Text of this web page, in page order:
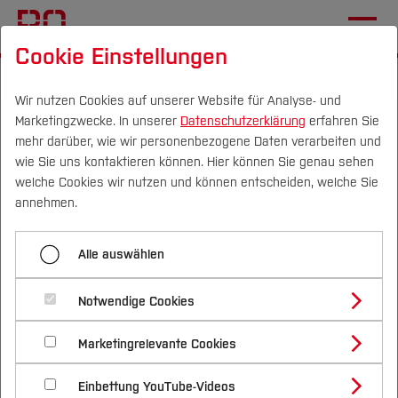
Campus Personen DE|EN Quicklinks
Studium
Studienangebote
Bachelorstudiengänge
Masterstudiengänge
Vor dem Studium
Bewerben & Einschreiben
Bewerbungsportal
Im Studium
Studienbüros und Prüfungen
Nach dem Studium
Forschung & Transfer
Profil
Forschungs- und Transferprofil
Schwerpunkte (FuT)
Beratung & Förderung
Nachhaltigkeit
Nachhaltigkeit studieren
International
Projekt WOTUM in
"Forschung & Lehre"
02.04.2026
Wie individuell kann Lehre sein?
Cookie Einstellungen
Wir nutzen Cookies auf unserer Website für Analyse- und
Marketingzwecke. In unserer Datenschutzerklärung erfahren Sie
mehr darüber, wie wir personenbezogene Daten verarbeiten und
wie Sie uns kontaktieren können. Hier können Sie genau sehen
welche Cookies wir nutzen und können entscheiden, welche Sie
annehmen.
Alle auswählen
Notwendige Cookies
Marketingrelevante Cookies
Einbettung YouTube-Videos